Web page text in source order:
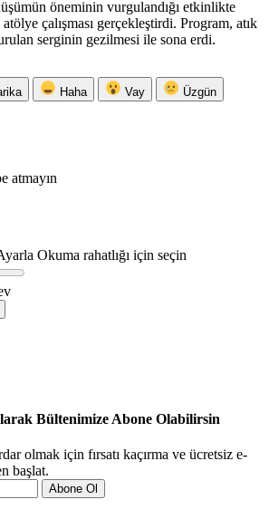
öneminin vurgulandığı etkinlikte
çalışması gerçekleştirdi. Program, atık
serginin gezilmesi ile sona erdi.
Haha Vay Üzgün
atmayın
Okuma rahatlığı için seçin
Bültenimize Abone Olabilirsin
olmak için fırsatı kaçırma ve ücretsiz e-
başlat.
Abone Ol